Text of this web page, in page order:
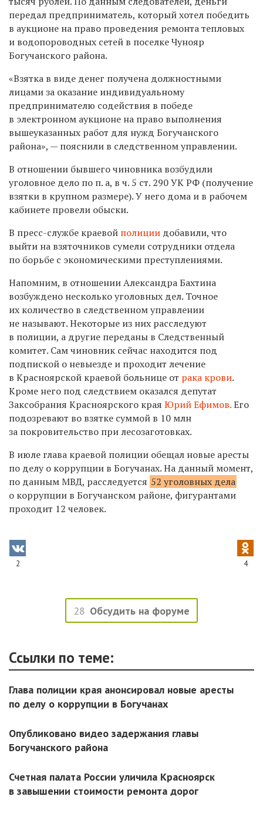
передал предприниматель, который хотел победить
в аукционе на право проведения ремонта тепловых
и водопороводных сетей в поселке Чунояр
Богучанского района.
«Взятка в виде денег получена должностными
лицами за оказание индивидуальному
предпринимателю содействия в победе
в электронном аукционе на право выполнения
вышеуказанных работ для нужд Богучанского
района», — пояснили в следственном управлении.
В отношении бывшего чиновника возбудили
уголовное дело по п. а, в ч. 5 ст. 290 УК РФ (получение
взятки в крупном размере). У него дома и в рабочем
кабинете провели обыски.
В пресс-службе краевой полиции добавили, что
выйти на взяточников сумели сотрудники отдела
по борьбе с экономическими преступлениями.
Напомним, в отношении Александра Бахтина
возбуждено несколько уголовных дел. Точное
их количество в следственном управлении
не называют. Некоторые из них расследуют
в полиции, а другие переданы в Следственный
комитет. Сам чиновник сейчас находится под
подпиской о невыезде и проходит лечение
в Красноярской краевой больнице от рака крови.
Кроме него под следствием оказался депутат
Заксобрания Красноярского края Юрий Ефимов.Его
подозревают во взятке суммой в 10 млн
за покровительство при лесозаготовках.
В июле глава краевой полиции обещал новые аресты
по делу о коррупции в Богучанах. На данный момент,
по данным МВД, расследуется 52 уголовных дела
о коррупции в Богучанском районе, фигурантами
проходит 12 человек.
2 4
28 Обсудить на форуме
Ссылки по теме:
Глава полиции края анонсировал новые аресты
по делу о коррупции в Богучанах
Опубликовано видео задержания главы
Богучанского района
Счетная палата России уличила Красноярск
в завышении стоимости ремонта дорог